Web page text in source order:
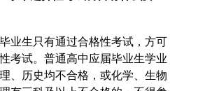
业生只有通过合格性考试，方可
考试。普通高中应届毕业生学业
、历史均不合格，或化学、生物